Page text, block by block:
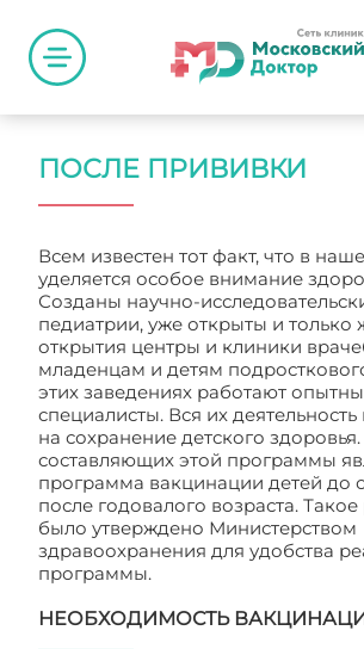
ПОСЛЕ ПРИВИВКИ
Всем известен тот факт, что в
уделяется особое внимание
Созданы научно-
педиатрии, уже открыты и только
открытия центры и клиники
младенцам и детям
этих заведениях работают
специалисты. Вся их
на сохранение детского
составляющих этой программы
программа вакцинации детей до
после годовалого возраста.
было утверждено Министерством
здравоохранения для удобства
программы.
НЕОБХОДИМОСТЬ